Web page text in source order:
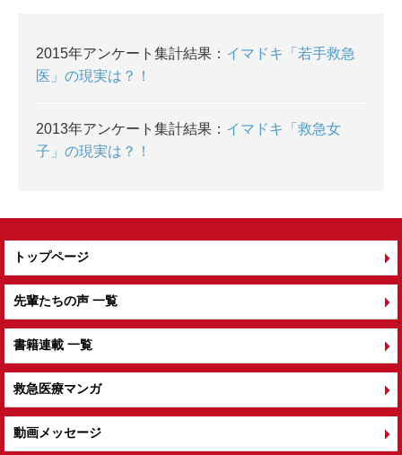
2015年アンケート集計結果： イマドキ「若手救急
医」の現実は？！
2013年アンケート集計結果： イマドキ「救急女
子」の現実は？！
トップページ
先輩たちの声 一覧
書籍連載 一覧
救急医療マンガ
動画メッセージ